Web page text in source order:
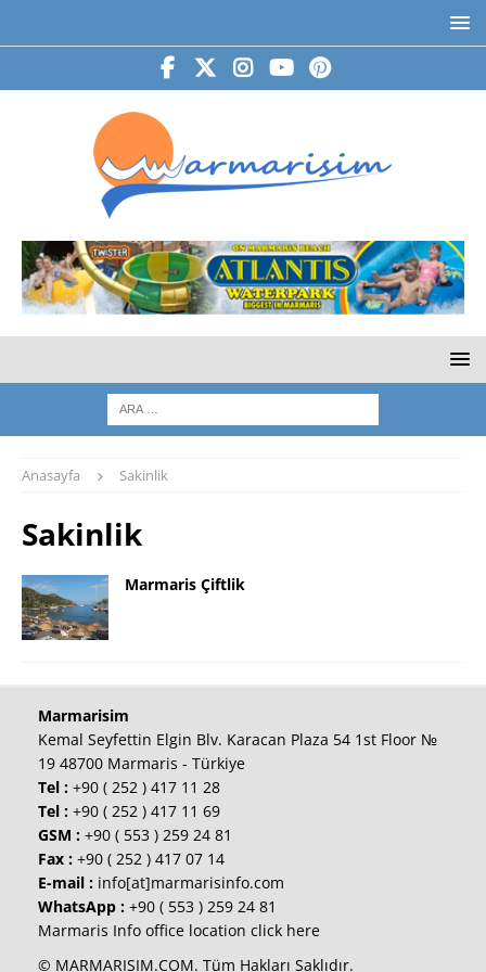
Anasayfa Sakinlik
Sakinlik
Marmaris Çiftlik
Marmarisim
Kemal Seyfettin Elgin Blv. Karacan Plaza 54 1st Floor №
19 48700 Marmaris - Türkiye
Tel : +90 ( 252 ) 417 11 28
Tel : +90 ( 252 ) 417 11 69
GSM : +90 ( 553 ) 259 24 81
Fax : +90 ( 252 ) 417 07 14
E-mail : info[at]marmarisinfo.com
WhatsApp : +90 ( 553 ) 259 24 81
Marmaris Info office location click here
© MARMARISIM.COM. Tüm Hakları Saklıdır.